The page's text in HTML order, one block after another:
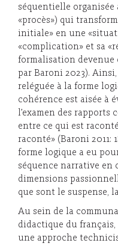
séquentielle organisée
«procès») qui
initiale» en une
«complication» et sa
formalisation devenue
par Baroni 2023).
reléguée à la forme
cohérence est aisée à
l’examen des rapports
entre ce qui est
raconté» (Baroni 2011:
forme logique a eu
séquence narrative
dimensions
que sont le suspense,
Au sein de la
didactique du français,
une approche